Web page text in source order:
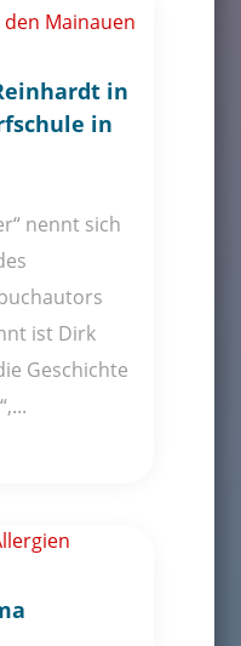
in
in
nennt sich
ist Dirk
Geschichte